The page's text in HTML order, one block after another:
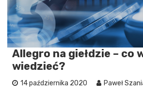
Allegro na giełdzie – co
wiedzieć?
14 października 2020 Paweł